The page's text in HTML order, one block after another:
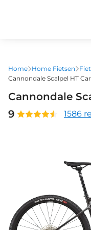
gaan
Home Home Fietsen
Cannondale Scalpel HT
Cannondale
9
1586